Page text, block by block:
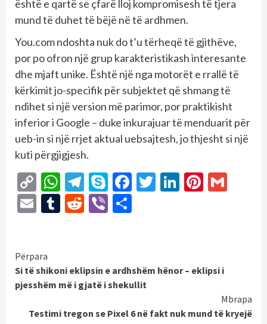
është e qartë se çfarë lloj kompromisesh të tjera
mund të duhet të bëjë në të ardhmen.
You.com ndoshta nuk do t’u tërheqë të gjithëve,
por po ofron një grup karakteristikash interesante
dhe mjaft unike. Është një nga motorët e rrallë të
kërkimit jo-specifik për subjektet që shmang të
ndihet si një version më parimor, por praktikisht
inferior i Google – duke inkurajuar të menduarit për
ueb-in si një rrjet aktual uebsajtesh, jo thjesht si një
kuti përgjigjesh.
Copy
Link
WhatsApp
Telegram
SkypeFacebook
Twitter
LinkedIn
EmailTumblr
Reddit
Viber
Continue
Reading
Përpara
Si të shikoni eklipsin e ardhshëm hënor – eklipsi i
pjesshëm më i gjatë i shekullit
Mbrapa
Testimi tregon se Pixel 6 në fakt nuk mund të kryejë